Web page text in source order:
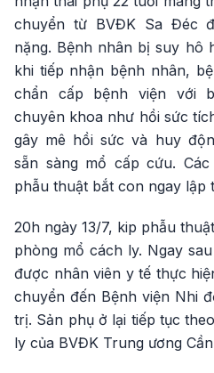
chuyển từ BVĐK Sa Đéc
nặng. Bệnh nhân bị suy hô
khi tiếp nhận bệnh nhân,
chẩn cấp bệnh viện với
chuyên khoa như hồi sức
gây mê hồi sức và huy
sẵn sàng mổ cấp cứu.
phẫu thuật bắt con ngay lập
20h ngày 13/7, kip phẫu
phòng mổ cách ly. Ngay
được nhân viên y tế thực
chuyển đến Bệnh viện Nhi
trị. Sản phụ ở lại tiếp tục
ly của BVĐK Trung ương